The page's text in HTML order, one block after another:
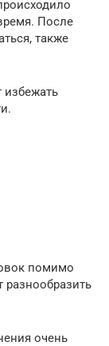
После
также
помимо
разнообразить
очень